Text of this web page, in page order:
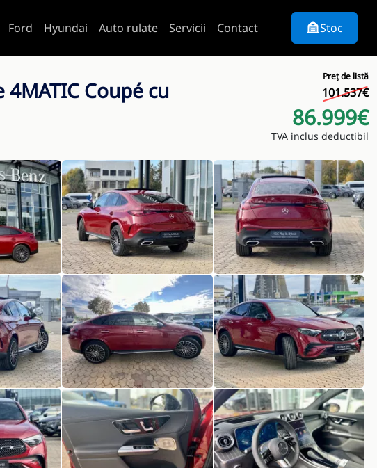
Ford Hyundai Auto rulate Servicii Contact Stoc
4MATIC Coupé cu
Preț de listă
101.537€
86.999€
TVA inclus deductibil